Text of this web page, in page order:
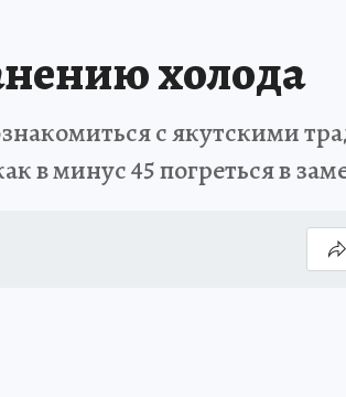
холода
с якутскими
в минус 45 погреться в